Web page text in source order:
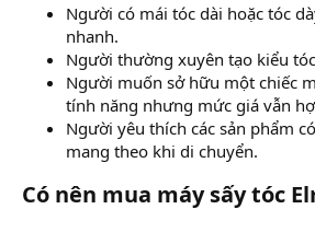
Người có mái tóc dài hoặc tóc
nhanh.
Người thường xuyên tạo kiểu
Người muốn sở hữu một chiếc
tính năng nhưng mức giá vẫn
Người yêu thích các sản phẩm
mang theo khi di chuyển.
Có nên mua máy sấy tóc